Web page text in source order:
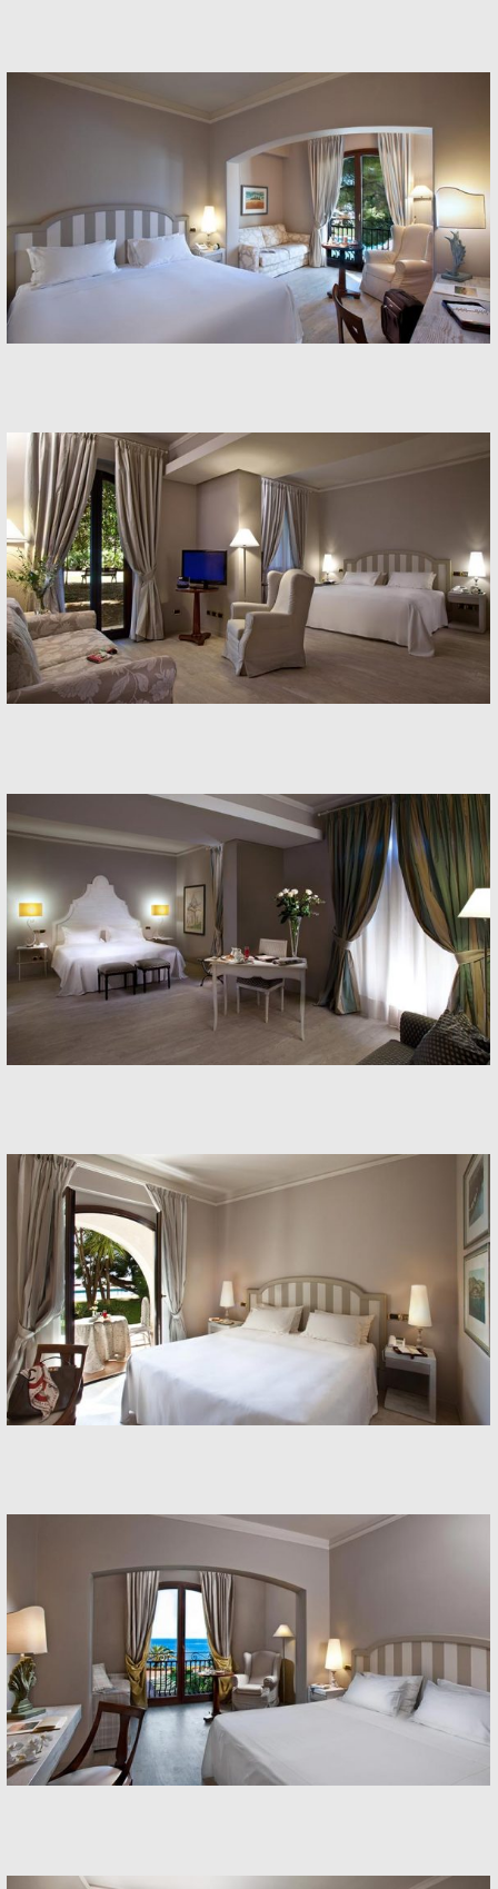
Rooms
Rooms
Rooms
Rooms
Rooms